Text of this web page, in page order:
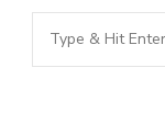
Looking
for